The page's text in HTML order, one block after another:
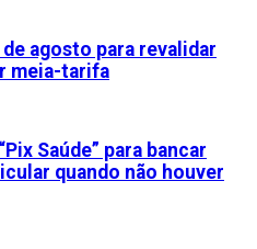
agosto para revalidar
meia-tarifa
Saúde” para bancar
quando não houver